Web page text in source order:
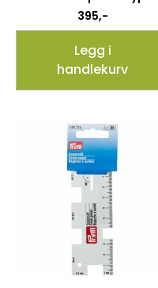
395,-
Legg i
handlekurv